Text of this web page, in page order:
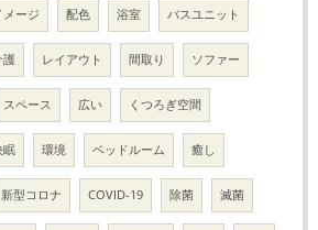
メージ 配色 浴室 バスユニット
護 レイアウト 間取り ソファー
スペース 広い くつろぎ空間
眠 環境 ベッドルーム 癒し
新型コロナ COVID-19 除菌 滅菌